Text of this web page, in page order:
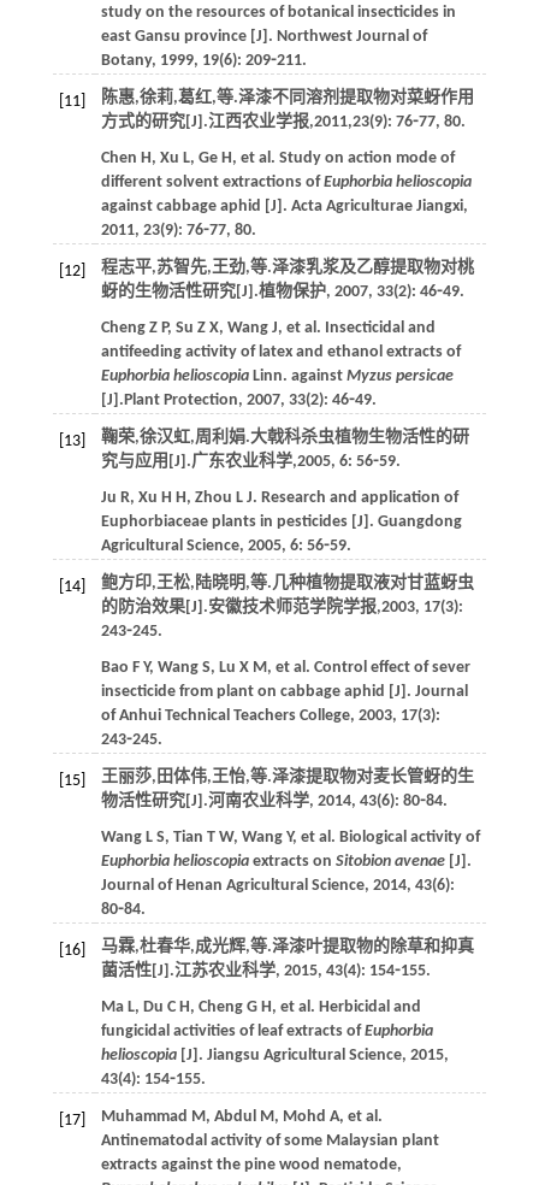
study on the resources of botanical insecticides in
east Gansu province [J]. Northwest Journal of
Botany, 1999, 19(6): 209⁃211.
[11] 陈惠,徐莉,葛红,等.泽漆不同溶剂提取物对菜蚜作用
方式的研究[J].江西农业学报,2011,23(9): 76⁃77, 80.
Chen H, Xu L, Ge H, et al. Study on action mode of
different solvent extractions ofEuphorbia helioscopia
against cabbage aphid [J]. Acta Agriculturae Jiangxi,
2011, 23(9): 76⁃77, 80.
[12] 程志平,苏智先,王劲,等.泽漆乳浆及乙醇提取物对桃
蚜的生物活性研究[J].植物保护, 2007, 33(2): 46⁃49.
Cheng Z P, Su Z X, Wang J, et al. Insecticidal and
antifeeding activity of latex and ethanol extracts of
Euphorbia helioscopiaLinn. against Myzus persicae
[J].Plant Protection, 2007, 33(2): 46⁃49.
[13]
鞠荣,徐汉虹,周利娟.大戟科杀虫植物生物活性的研
究与应用[J].广东农业科学,2005, 6: 56⁃59.
Ju R, Xu H H, Zhou L J. Research and application of
Euphorbiaceae plants in pesticides [J]. Guangdong
Agricultural Science, 2005, 6: 56⁃59.
[14] 鲍方印,王松,陆晓明,等.几种植物提取液对甘蓝蚜虫
的防治效果[J].安徽技术师范学院学报,2003, 17(3):
243⁃245.
Bao F Y, Wang S, Lu X M, et al. Control effect of sever
insecticide from plant on cabbage aphid [J]. Journal
of Anhui Technical Teachers College, 2003, 17(3):
243⁃245.
[15] 王丽莎,田体伟,王怡,等.泽漆提取物对麦长管蚜的生
物活性研究[J].河南农业科学, 2014, 43(6): 80⁃84.
Wang L S, Tian T W, Wang Y, et al. Biological activity of
Euphorbia helioscopiaextracts on Sitobion avenae[J].
Journal of Henan Agricultural Science, 2014, 43(6):
80⁃84.
[16] 马霖,杜春华,成光辉,等.泽漆叶提取物的除草和抑真
菌活性[J].江苏农业科学, 2015, 43(4): 154⁃155.
Ma L, Du C H, Cheng G H, et al. Herbicidal and
fungicidal activities of leaf extracts ofEuphorbia
helioscopia[J]. Jiangsu Agricultural Science, 2015,
43(4): 154⁃155.
[17] Muhammad M, Abdul M, Mohd A, et al.
Antinematodal activity of some Malaysian plant
extracts against the pine wood nematode,